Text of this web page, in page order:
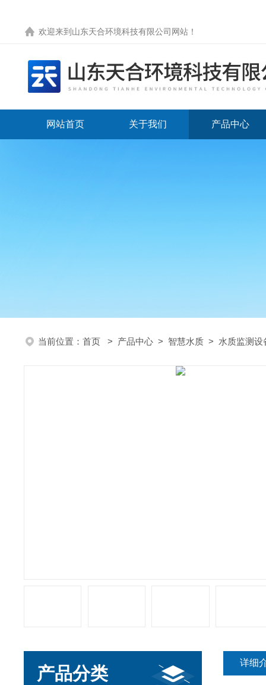
欢迎来到 山东天合环境科技有限公司网站 ！
网站首页 关于我们 产品中心
当前位置： 首页 > 产品中心 > 智慧水质 > 水质监测设
产品分类
详细